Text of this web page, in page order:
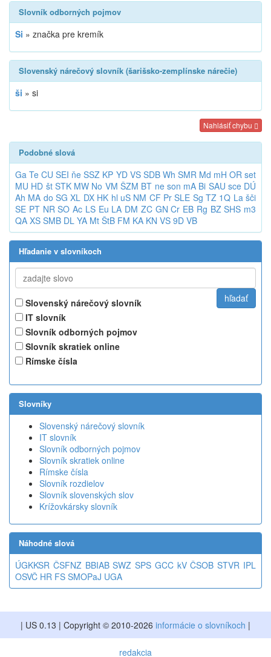
Slovník odborných pojmov
Si » značka pre kremík
Slovenský nárečový slovník (šarišsko-zemplínske nárečie)
ši » si
Nahlásiť chybu
Podobné slová
Ga Te CU SEI ňe SSZ KP YD VS SDB Wh SMR Md mH OR set
MU HD št STK MW No VM ŠZM BT ne son mA Bi SAU sce DÚ
Ah MA do SG XL DX HK hl uS NM CF Pr SLE Sg TZ 1Q La šči
SE PT NR SO Ac LS Eu LA DM ZC GN Cr EB Rg BZ SHS m3
QA XS SMB DL YA Mt ŠtB FM KA KN VS 9D VB
Hľadanie v slovníkoch
Slovenský nárečový slovník
IT slovník
Slovník odborných pojmov
Slovník skratiek online
Rímske čísla
Slovníky
Slovenský nárečový slovník
IT slovník
Slovník odborných pojmov
Slovník skratiek online
Rímske čísla
Slovník rozdielov
Slovník slovenských slov
Krížovkársky slovník
Náhodné slová
ÚGKKSR ČSFNZ BBIAB SWZ SPS GCC kV ČSOB STVR IPL
OSVČ HR FS SMOPaJ UGA
| US 0.13 | Copyright © 2010-2026 informácie o slovníkoch |
redakcia